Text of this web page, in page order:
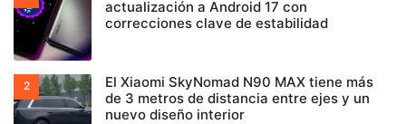
actualización a Android 17 con
correcciones clave de estabilidad
El Xiaomi SkyNomad N90 MAX tiene más
de 3 metros de distancia entre ejes y un
nuevo diseño interior